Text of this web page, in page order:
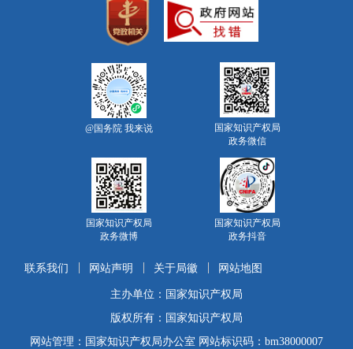
@国务院 我来说
国家知识产权局
政务微信
国家知识产权局
政务微博
国家知识产权局
政务抖音
联系我们 网站声明 关于局徽 网站地图
主办单位：国家知识产权局
版权所有：国家知识产权局
网站管理：国家知识产权局办公室 网站标识码：bm38000007